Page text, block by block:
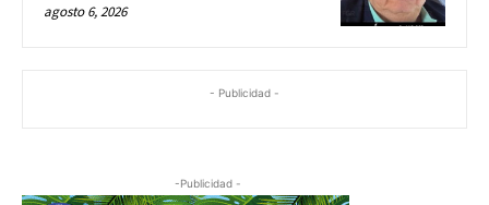
agosto 6, 2026
- Publicidad -
-Publicidad -